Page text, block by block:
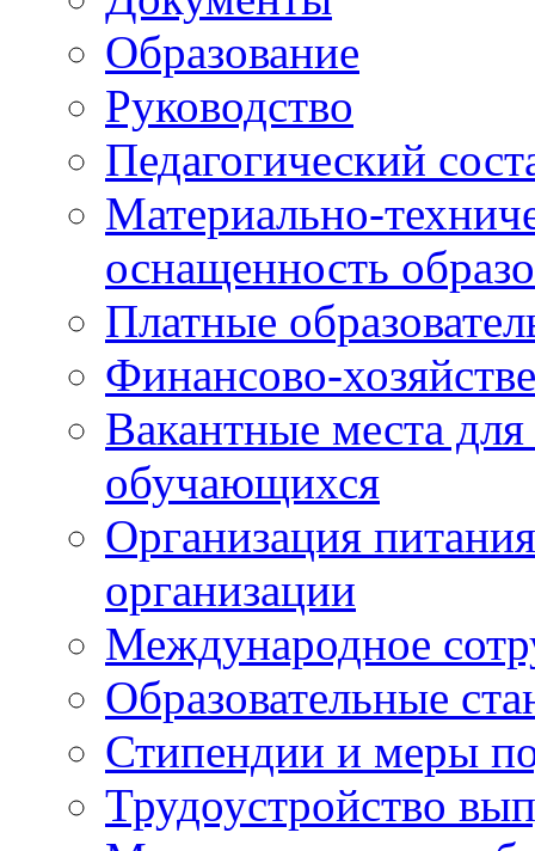
Образование
Руководство
Педагогический
Материально-
оснащенность
Платные
Финансово-
Вакантные места
обучающихся
Организация
организации
Международное
Образовательные
Стипендии и меры
Трудоустройство